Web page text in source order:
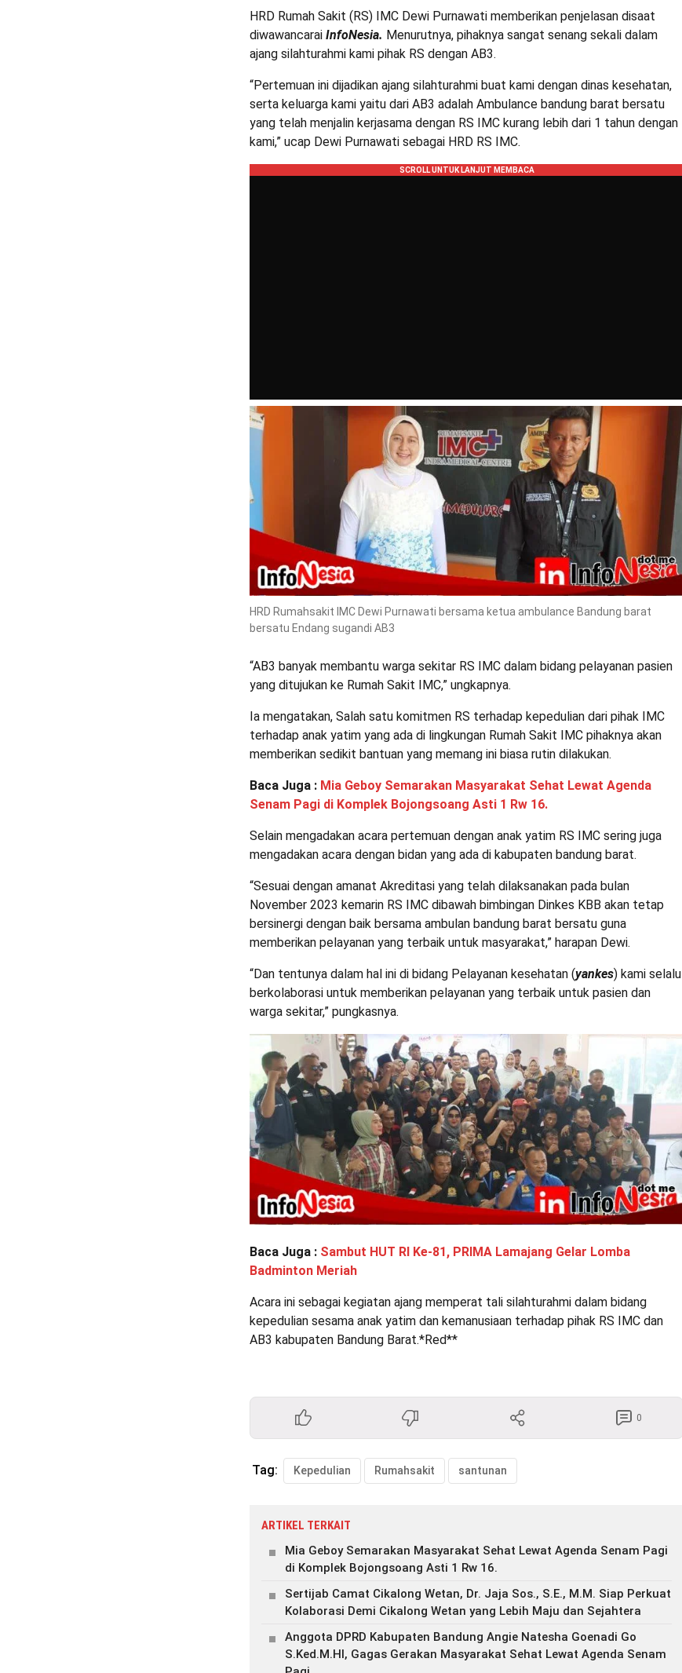
HRD Rumah Sakit (RS) IMC Dewi Purnawati memberikan penjelasan disaat
diwawancarai InfoNesia. Menurutnya, pihaknya sangat senang sekali dalam
ajang silahturahmi kami pihak RS dengan AB3.
“Pertemuan ini dijadikan ajang silahturahmi buat kami dengan dinas kesehatan,
serta keluarga kami yaitu dari AB3 adalah Ambulance bandung barat bersatu
yang telah menjalin kerjasama dengan RS IMC kurang lebih dari 1 tahun dengan
kami,” ucap Dewi Purnawati sebagai HRD RS IMC.
HRD Rumahsakit IMC Dewi Purnawati bersama ketua ambulance Bandung barat
bersatu Endang sugandi AB3
“AB3 banyak membantu warga sekitar RS IMC dalam bidang pelayanan pasien
yang ditujukan ke Rumah Sakit IMC,” ungkapnya.
Ia mengatakan, Salah satu komitmen RS terhadap kepedulian dari pihak IMC
terhadap anak yatim yang ada di lingkungan Rumah Sakit IMC pihaknya akan
memberikan sedikit bantuan yang memang ini biasa rutin dilakukan.
Baca Juga : Mia Geboy Semarakan Masyarakat Sehat Lewat Agenda
Senam Pagi di Komplek Bojongsoang Asti 1 Rw 16.
Selain mengadakan acara pertemuan dengan anak yatim RS IMC sering juga
mengadakan acara dengan bidan yang ada di kabupaten bandung barat.
“Sesuai dengan amanat Akreditasi yang telah dilaksanakan pada bulan
November 2023 kemarin RS IMC dibawah bimbingan Dinkes KBB akan tetap
bersinergi dengan baik bersama ambulan bandung barat bersatu guna
memberikan pelayanan yang terbaik untuk masyarakat,” harapan Dewi.
“Dan tentunya dalam hal ini di bidang Pelayanan kesehatan (yankes) kami selalu
berkolaborasi untuk memberikan pelayanan yang terbaik untuk pasien dan
warga sekitar,” pungkasnya.
Baca Juga : Sambut HUT RI Ke-81, PRIMA Lamajang Gelar Lomba
Badminton Meriah
Acara ini sebagai kegiatan ajang memperat tali silahturahmi dalam bidang
kepedulian sesama anak yatim dan kemanusiaan terhadap pihak RS IMC dan
AB3 kabupaten Bandung Barat.*Red**
0
Tag: Kepedulian Rumahsakit santunan
ARTIKEL TERKAIT
Mia Geboy Semarakan Masyarakat Sehat Lewat Agenda Senam Pagi
di Komplek Bojongsoang Asti 1 Rw 16.
Sertijab Camat Cikalong Wetan, Dr. Jaja Sos., S.E., M.M. Siap Perkuat
Kolaborasi Demi Cikalong Wetan yang Lebih Maju dan Sejahtera
Anggota DPRD Kabupaten Bandung Angie Natesha Goenadi Go
S.Ked.M.HI, Gagas Gerakan Masyarakat Sehat Lewat Agenda Senam